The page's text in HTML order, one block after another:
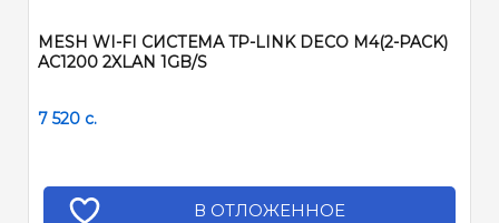
MESH WI-FI СИСТЕМА TP-LINK DECO M4(2-PACK)
AC1200 2XLAN 1GB/S
7 520 c.
В ОТЛОЖЕННОЕ